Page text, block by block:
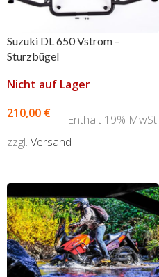
Suzuki DL 650 Vstrom –
Sturzbügel
Nicht auf Lager
210,00 €
Enthält 19% MwSt.
zzgl. Versand